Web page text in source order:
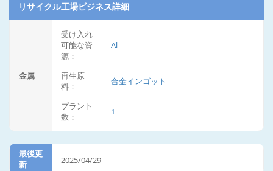
リサイクル工場ビジネス詳細
金属
受け入れ
可能な資
源：
Al
再生原
料：
合金インゴット
プラント
数：
1
最後更
新
2025/04/29